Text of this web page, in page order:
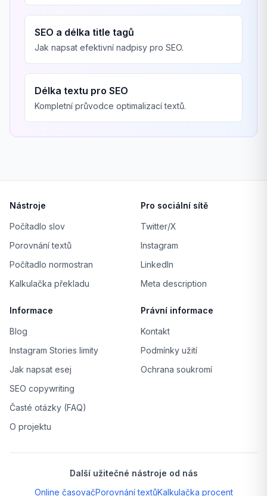
SEO a délka title tagů
Jak napsat efektivní nadpisy pro SEO.
Délka textu pro SEO
Kompletní průvodce optimalizací textů.
Nástroje
Počítadlo slov
Porovnání textů
Počítadlo normostran
Kalkulačka překladu
Pro sociální sítě
Twitter/X
Instagram
LinkedIn
Meta description
Informace
Blog
Instagram Stories limity
Jak napsat esej
SEO copywriting
Časté otázky (FAQ)
O projektu
Právní informace
Kontakt
Podmínky užití
Ochrana soukromí
Další užitečné nástroje od nás
Online časovačPorovnání textůKalkulačka procent